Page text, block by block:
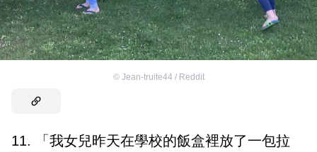
© Jean-truite44 / Reddit
11. 「我女兒昨天在學校的飯盒裡放了一包拉